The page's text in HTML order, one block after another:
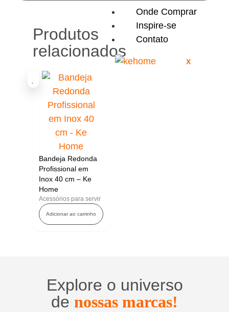
Onde Comprar
Inspire-se
Contato
X
Produtos
relacionados
Bandeja Redonda
Profissional em
Inox 40 cm – Ke
Home
Acessórios para servir
Adicionar ao carrinho
Explore o universo
de nossas marcas!